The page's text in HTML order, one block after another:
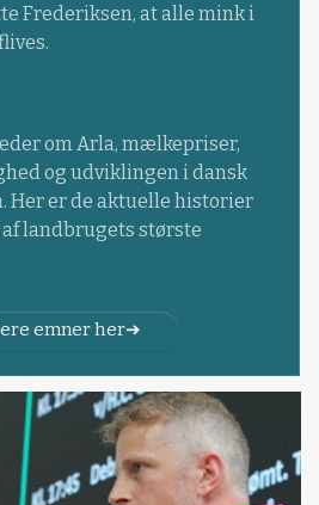
Frederiksen, at alle mink i
om Arla, mælkepriser,
og udviklingen i dansk
er de aktuelle historier
landbrugets største
emner her